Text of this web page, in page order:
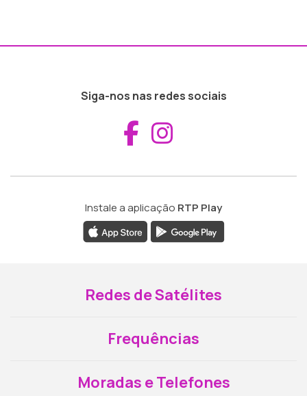
Siga-nos nas redes sociais
Aceder ao
Instale a aplicação RTP Play
Redes de Satélites
Frequências
Moradas e Telefones